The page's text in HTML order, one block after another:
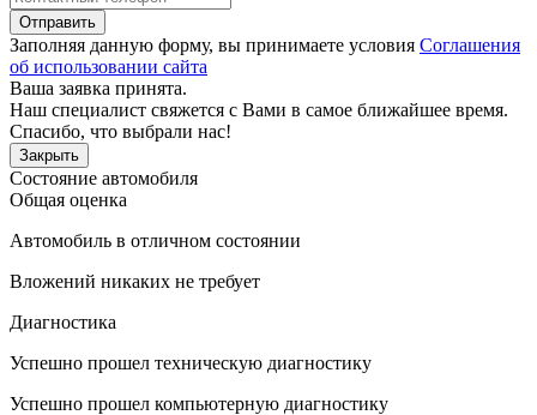
Отправить
Заполняя данную форму, вы принимаете условия Соглашения
об использовании сайта
Ваша заявка принята.
Наш специалист свяжется с Вами в самое ближайшее время.
Спасибо, что выбрали нас!
Закрыть
Состояние автомобиля
Общая оценка
Автомобиль в отличном состоянии
Вложений никаких не требует
Диагностика
Успешно прошел техническую диагностику
Успешно прошел компьютерную диагностику